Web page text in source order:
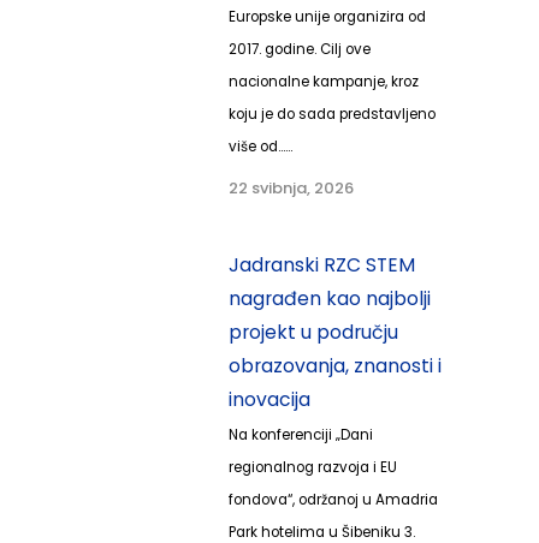
Europske unije organizira od
2017. godine. Cilj ove
nacionalne kampanje, kroz
koju je do sada predstavljeno
više od......
22 svibnja, 2026
Jadranski RZC STEM
nagrađen kao najbolji
projekt u području
obrazovanja, znanosti i
inovacija
Na konferenciji „Dani
regionalnog razvoja i EU
fondova“, održanoj u Amadria
Park hotelima u Šibeniku 3.